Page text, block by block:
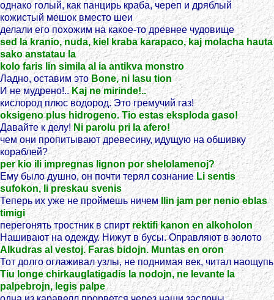
однако голый, как панцирь краба, череп и дряблый
кожистый мешок вместо шеи
делали его похожим на какое-то древнее чудовище
sed la kranio, nuda, kiel kraba karapaco, kaj molacha hauta
sako anstatau la
kolo faris lin simila al ia antikva monstro
Ладно, оставим это Bone, ni lasu tion
И не мудрено!..Kaj ne mirinde!..
кислород плюс водород. Это гремучий газ!
oksigeno plus hidrogeno. Tio estas eksploda gaso!
Давайте к делу! Ni parolu pri la afero!
чем они пропитывают древесину, идущую на обшивку
кораблей?
per kio ili impregnas lignon por shelolamenoj?
Ему было душно, он почти терял сознаниеLi sentis
sufokon, li preskau svenis
Теперь их уже не проймешь ничем Ilin jam per nenio eblas
timigi
перегонять тростник в спиртrektifi kanon en alkoholon
Нашивают на одежду. Нижут в бусы. Оправляют в золото
Alkudras al vestoj. Faras bidojn. Muntas en oron
Тот долго оглаживал узлы, не поднимая век, читал наощупь
Tiu longe chirkauglatigadis la nodojn, ne levante la
palpebrojn, legis palpe